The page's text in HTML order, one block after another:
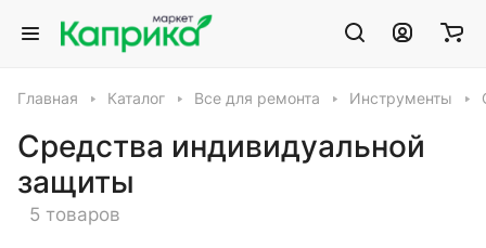
Главная Каталог Все для ремонта Инструменты
Средства индивидуальной
защиты
5 товаров